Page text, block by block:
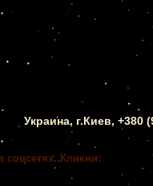
Украина, г.Киев, +380
Кликни: